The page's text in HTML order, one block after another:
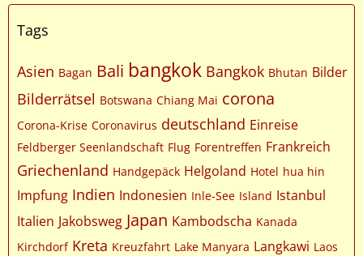
Tags
Asien Bagan Bali bangkok Bangkok Bhutan Bilder
Bilderrätsel Botswana Chiang Mai corona
Corona-Krise Coronavirus deutschland Einreise
Feldberger Seenlandschaft Flug Forentreffen Frankreich
Griechenland Handgepäck Helgoland Hotel hua hin
Impfung Indien Indonesien Inle-See Island Istanbul
Italien Jakobsweg Japan Kambodscha Kanada
Kirchdorf Kreta Kreuzfahrt Lake Manyara Langkawi Laos